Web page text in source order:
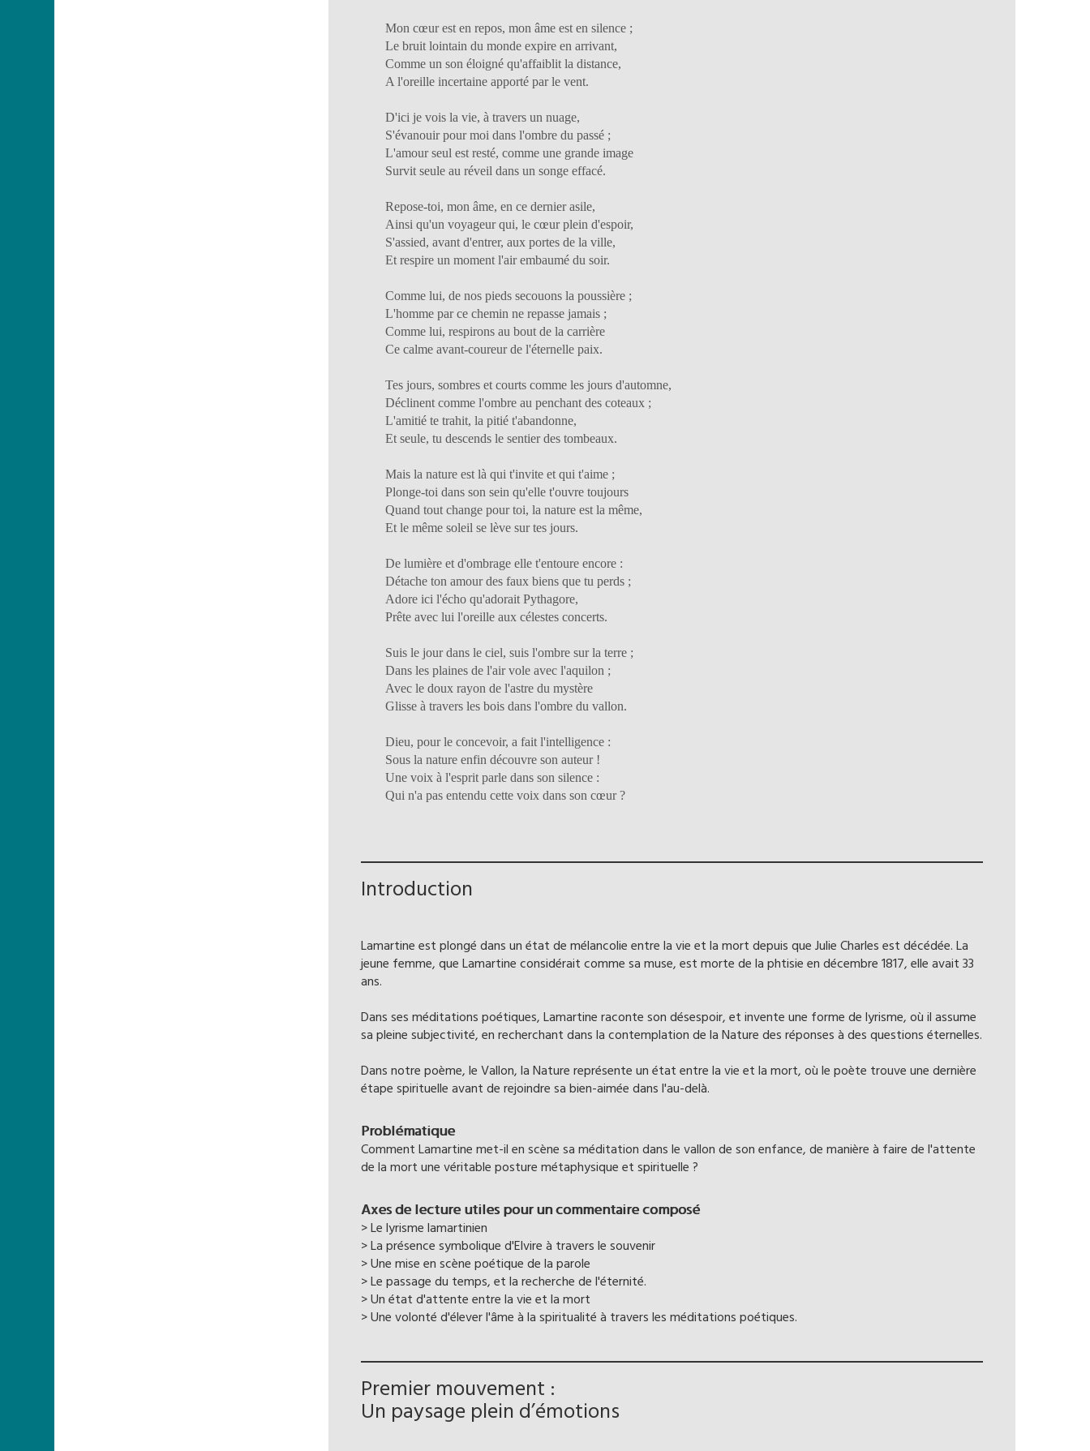
Mon cœur est en repos, mon âme est en silence ;
Le bruit lointain du monde expire en arrivant,
Comme un son éloigné qu'affaiblit la distance,
A l'oreille incertaine apporté par le vent.
D'ici je vois la vie, à travers un nuage,
S'évanouir pour moi dans l'ombre du passé ;
L'amour seul est resté, comme une grande image
Survit seule au réveil dans un songe effacé.
Repose-toi, mon âme, en ce dernier asile,
Ainsi qu'un voyageur qui, le cœur plein d'espoir,
S'assied, avant d'entrer, aux portes de la ville,
Et respire un moment l'air embaumé du soir.
Comme lui, de nos pieds secouons la poussière ;
L'homme par ce chemin ne repasse jamais ;
Comme lui, respirons au bout de la carrière
Ce calme avant-coureur de l'éternelle paix.
Tes jours, sombres et courts comme les jours d'automne,
Déclinent comme l'ombre au penchant des coteaux ;
L'amitié te trahit, la pitié t'abandonne,
Et seule, tu descends le sentier des tombeaux.
Mais la nature est là qui t'invite et qui t'aime ;
Plonge-toi dans son sein qu'elle t'ouvre toujours
Quand tout change pour toi, la nature est la même,
Et le même soleil se lève sur tes jours.
De lumière et d'ombrage elle t'entoure encore :
Détache ton amour des faux biens que tu perds ;
Adore ici l'écho qu'adorait Pythagore,
Prête avec lui l'oreille aux célestes concerts.
Suis le jour dans le ciel, suis l'ombre sur la terre ;
Dans les plaines de l'air vole avec l'aquilon ;
Avec le doux rayon de l'astre du mystère
Glisse à travers les bois dans l'ombre du vallon.
Dieu, pour le concevoir, a fait l'intelligence :
Sous la nature enfin découvre son auteur !
Une voix à l'esprit parle dans son silence :
Qui n'a pas entendu cette voix dans son cœur ?
Introduction
Lamartine est plongé dans un état de mélancolie entre la vie et la mort depuis que Julie Charles est décédée. La
jeune femme, que Lamartine considérait comme sa muse, est morte de la phtisie en décembre 1817, elle avait 33
ans.
Dans ses méditations poétiques, Lamartine raconte son désespoir, et invente une forme de lyrisme, où il assume
sa pleine subjectivité, en recherchant dans la contemplation de la Nature des réponses à des questions éternelles.
Dans notre poème, le Vallon, la Nature représente un état entre la vie et la mort, où le poète trouve une dernière
étape spirituelle avant de rejoindre sa bien-aimée dans l'au-delà.
Problématique
Comment Lamartine met-il en scène sa méditation dans le vallon de son enfance, de manière à faire de l'attente
de la mort une véritable posture métaphysique et spirituelle ?
Axes de lecture utiles pour un commentaire composé
> Le lyrisme lamartinien
> La présence symbolique d'Elvire à travers le souvenir
> Une mise en scène poétique de la parole
> Le passage du temps, et la recherche de l'éternité.
> Un état d'attente entre la vie et la mort
> Une volonté d'élever l'âme à la spiritualité à travers les méditations poétiques.
Premier mouvement :
Un paysage plein d’émotions